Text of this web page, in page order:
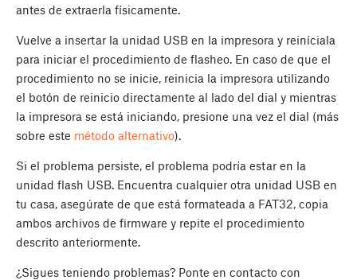
antes de extraerla físicamente.
Vuelve a insertar la unidad USB en la impresora y reiníciala
para iniciar el procedimiento de flasheo. En caso de que el
procedimiento no se inicie, reinicia la impresora utilizando
el botón de reinicio directamente al lado del dial y mientras
la impresora se está iniciando, presione una vez el dial (más
sobre este método alternativo).
Si el problema persiste, el problema podría estar en la
unidad flash USB. Encuentra cualquier otra unidad USB en
tu casa, asegúrate de que está formateada a FAT32, copia
ambos archivos de firmware y repite el procedimiento
descrito anteriormente.
¿Sigues teniendo problemas? Ponte en contacto con